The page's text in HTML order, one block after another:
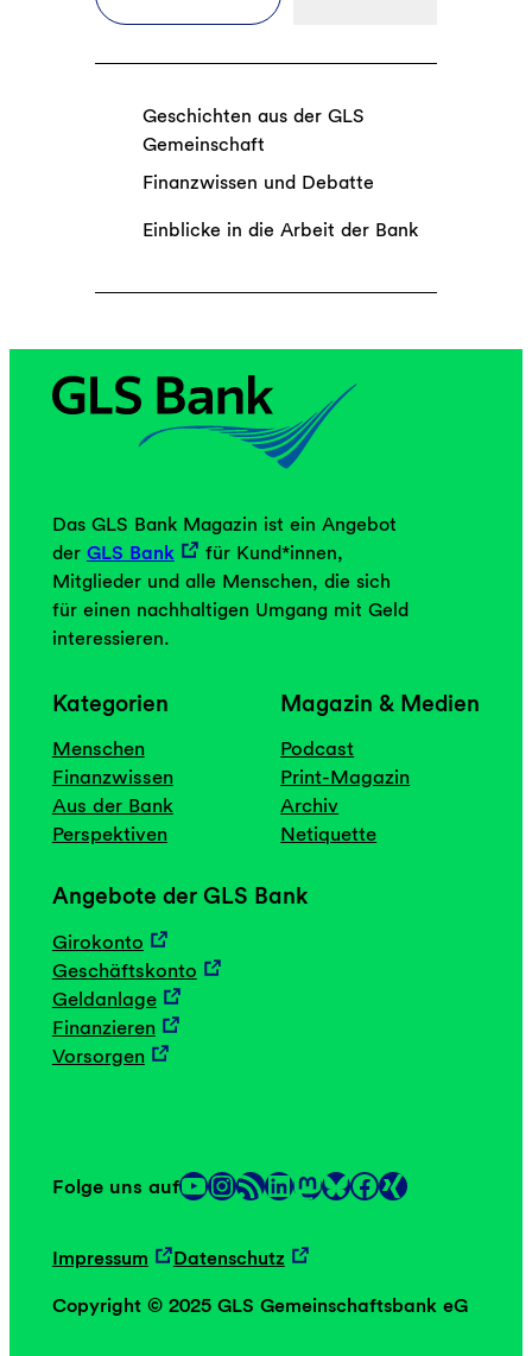
Geschichten aus der GLS
Gemeinschaft
Finanzwissen und Debatte
Einblicke in die Arbeit der Bank
Das GLS Bank Magazin ist ein Angebot
der GLS Bank
für Kund*innen,
Mitglieder und alle Menschen, die sich
für einen nachhaltigen Umgang mit Geld
interessieren.
Kategorien
Menschen
Finanzwissen
Aus der Bank
Perspektiven
Magazin & Medien
Podcast
Print-Magazin
Archiv
Netiquette
Angebote der GLS Bank
Girokonto
Geschäftskonto
Geldanlage
Finanzieren
Vorsorgen
Folge uns aufYouTube InstagramRSS-Feed LinkedIn Mastodon Link Facebook Link
Impressum Datenschutz
Copyright © 2025 GLS Gemeinschaftsbank eG